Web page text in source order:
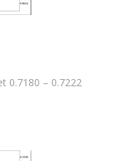
0.7180 – 0.7222